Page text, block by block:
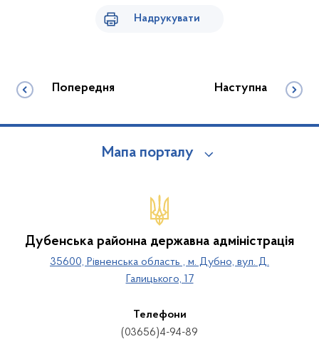
Надрукувати
Попередня Наступна
Мапа порталу
Дубенська районна державна адміністрація
35600, Рівненська область , м. Дубно, вул. Д.
Галицького, 17
Телефони
(03656)4-94-89